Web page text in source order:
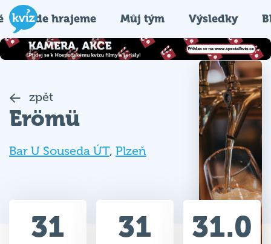
Kde hrajeme Můj tým Výsledky
zpět
Erömü
Bar U Souseda ÚT, Plzeň
31 31 31.0